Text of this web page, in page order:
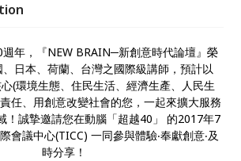
年，『NEW BRAIN─新創意時代論壇』榮
日本、荷蘭、台灣之國際級講師，預計以
心(環境生態、住民生活、經濟生產、人民生
任、用創意改變社會的您，一起來擴大服務
！誠摯邀請您在動腦「超越40」 的2017年7
會議中心(TICC) 一同參與體驗‧奉獻創意‧及
時分享！